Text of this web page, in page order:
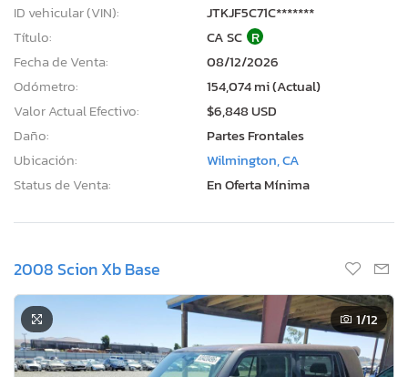
ID vehicular (VIN):
JTKJF5C71C*******
Título:
CA SC R
Fecha de Venta:
08/12/2026
Odómetro:
154,074 mi (Actual)
Valor Actual Efectivo:
$6,848 USD
Daño:
Partes Frontales
Ubicación:
Wilmington, CA
Status de Venta:
En Oferta Mínima
2008 Scion Xb Base
1/12